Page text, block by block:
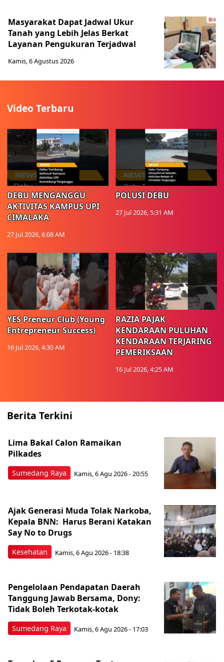
Masyarakat Dapat Jadwal Ukur
Tanah yang Lebih Jelas Berkat
Layanan Pengukuran Terjadwal
Kamis, 6 Agustus 2026
Video Terbaru
DEBU MENGANGGU
AKTIVITAS KAMPUS UPI
CIMALAKA
27 Jul 2026, 6:08 AM
POLUSI DEBU
27 Jul 2026, 5:31 AM
YES Preneur Club (Young
Entrepreneur Success)
16 Jul 2026, 4:30 AM
RAZIA PAJAK
KENDARAAN PULUHAN
KENDARAAN TERJARING
PEMERIKSAAN
16 Jul 2026, 4:25 AM
Berita Terkini
Sumedang Raya
Lima Bakal Calon Ramaikan
Pilkades
Kamis, 6 Agu 2026 - 20:55
Kesehatan
Ajak Generasi Muda Tolak Narkoba,
Kepala BNN: Harus Berani Katakan
Say No to Drugs
Kamis, 6 Agu 2026 - 18:38
Sumedang Raya
Pengelolaan Pendapatan Daerah
Tanggung Jawab Bersama, Dony:
Tidak Boleh Terkotak-kotak
Kamis, 6 Agu 2026 - 17:03